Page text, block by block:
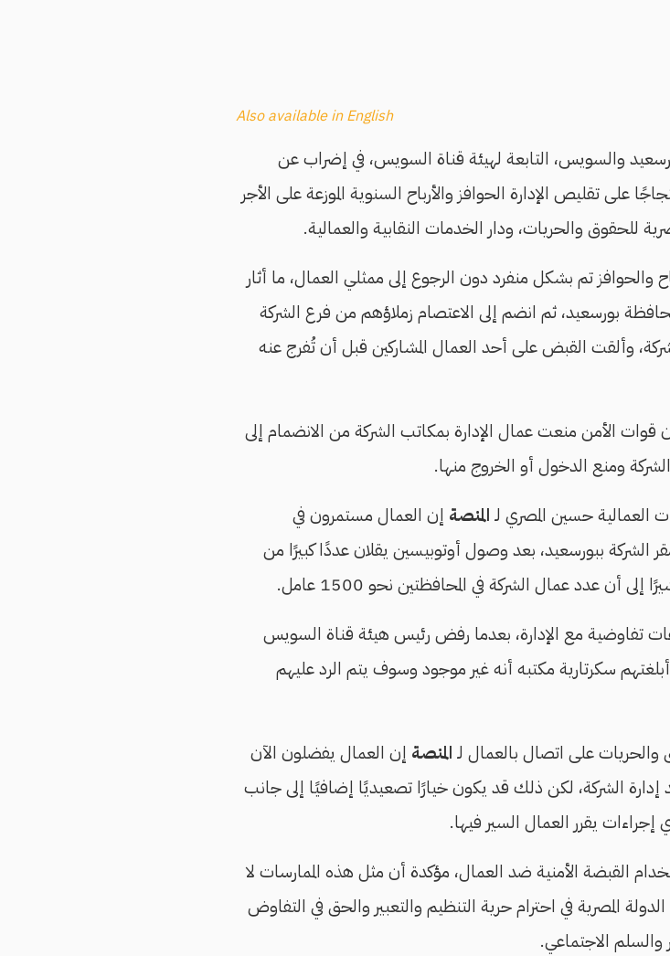
Also available in English
والسويس، التابعة لهيئة قناة السويس، في إضراب عن
على تقليص الإدارة الحوافز والأرباح السنوية الموزعة على الأجر
والحوافز تم بشكل منفرد دون الرجوع إلى ممثلي العمال، ما أثار
بورسعيد، ثم انضم إلى الاعتصام زملاؤهم من فرع الشركة
وألقت القبض على أحد العمال المشاركين قبل أن تُفرج عنه
قوات الأمن منعت عمال الإدارة بمكاتب الشركة من الانضمام إلى
ومنع الدخول أو الخروج منها.
العمالية حسين المصري لـ المنصة إن العمال مستمرون في
الشركة ببورسعيد، بعد وصول أوتوبيسين يقلان عددًا كبيرًا من
أن عدد عمال الشركة في المحافظتين نحو 1500 عامل.
تفاوضية مع الإدارة، بعدما رفض رئيس هيئة قناة السويس
سكرتارية مكتبه أنه غير موجود وسوف يتم الرد عليهم
على اتصال بالعمال لـ المنصة إن العمال يفضلون الآن
الشركة، لكن ذلك قد يكون خيارًا تصعيديًا إضافيًا إلى جانب
إجراءات يقرر العمال السير فيها.
القبضة الأمنية ضد العمال، مؤكدة أن مثل هذه الممارسات لا
المصرية في احترام حرية التنظيم والتعبير والحق في التفاوض
والسلم الاجتماعي.